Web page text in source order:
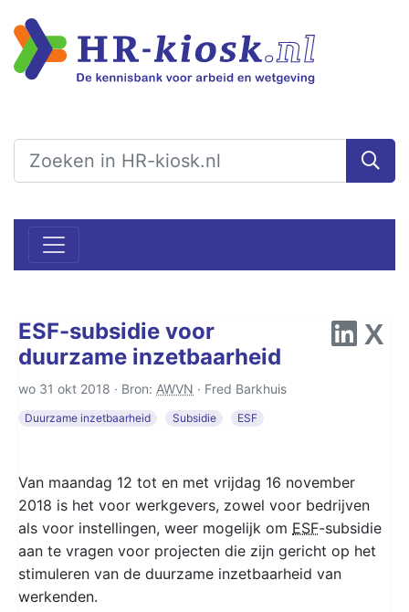
ESF-subsidie voor
duurzame inzetbaarheid
wo 31 okt 2018 · Bron: AWVN · Fred Barkhuis
Duurzame inzetbaarheid Subsidie ESF
Van maandag 12 tot en met vrijdag 16 november
2018 is het voor werkgevers, zowel voor bedrijven
als voor instellingen, weer mogelijk om ESF-subsidie
aan te vragen voor projecten die zijn gericht op het
stimuleren van de duurzame inzetbaarheid van
werkenden.